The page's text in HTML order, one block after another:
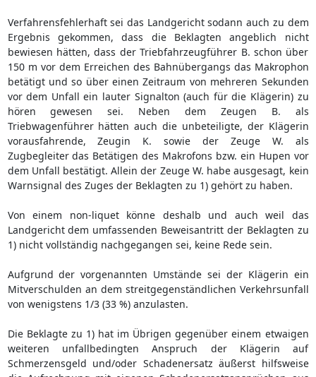
Verfahrensfehlerhaft sei das Landgericht sodann auch zu dem
Ergebnis gekommen, dass die Beklagten angeblich nicht
bewiesen hätten, dass der Triebfahrzeugführer B. schon über
150 m vor dem Erreichen des Bahnübergangs das Makrophon
betätigt und so über einen Zeitraum von mehreren Sekunden
vor dem Unfall ein lauter Signalton (auch für die Klägerin) zu
hören gewesen sei. Neben dem Zeugen B. als
Triebwagenführer hätten auch die unbeteiligte, der Klägerin
vorausfahrende, Zeugin K. sowie der Zeuge W. als
Zugbegleiter das Betätigen des Makrofons bzw. ein Hupen vor
dem Unfall bestätigt. Allein der Zeuge W. habe ausgesagt, kein
Warnsignal des Zuges der Beklagten zu 1) gehört zu haben.
Von einem non-liquet könne deshalb und auch weil das
Landgericht dem umfassenden Beweisantritt der Beklagten zu
1) nicht vollständig nachgegangen sei, keine Rede sein.
Aufgrund der vorgenannten Umstände sei der Klägerin ein
Mitverschulden an dem streitgegenständlichen Verkehrsunfall
von wenigstens 1/3 (33 %) anzulasten.
Die Beklagte zu 1) hat im Übrigen gegenüber einem etwaigen
weiteren unfallbedingten Anspruch der Klägerin auf
Schmerzensgeld und/oder Schadenersatz äußerst hilfsweise